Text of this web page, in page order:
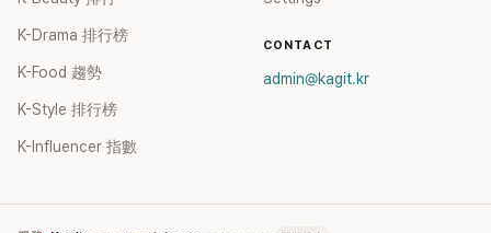
K-Drama 排行榜
K-Food 趨勢
K-Style 排行榜
K-Influencer 指數
CONTACT
admin@kagit.kr